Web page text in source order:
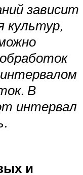
зависит
культур,
В
интервал
и